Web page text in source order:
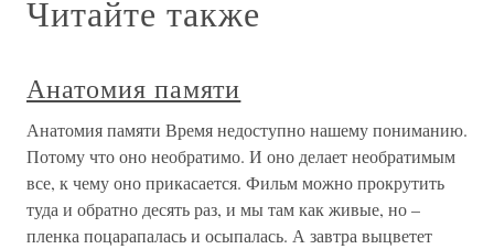
Читайте также
Анатомия памяти
Анатомия памяти Время недоступно нашему пониманию.
Потому что оно необратимо. И оно делает необратимым
все, к чему оно прикасается. Фильм можно прокрутить
туда и обратно десять раз, и мы там как живые, но –
пленка поцарапалась и осыпалась. А завтра выцветет